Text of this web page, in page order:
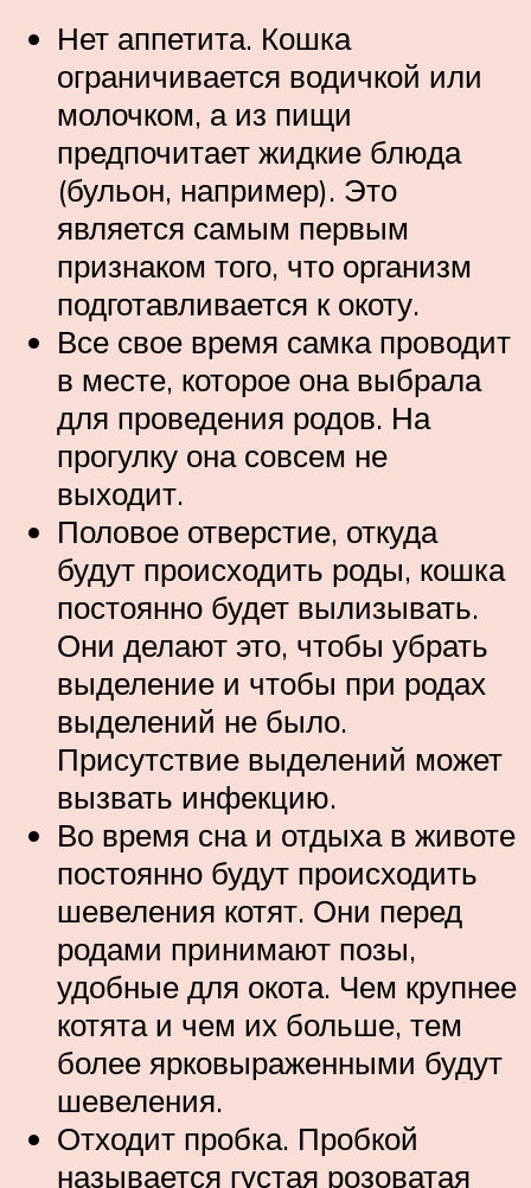
Нет аппетита. Кошка
ограничивается водичкой или
молочком, а из пищи
предпочитает жидкие блюда
(бульон, например). Это
является самым первым
признаком того, что организм
подготавливается к окоту.
Все свое время самка проводит
в месте, которое она выбрала
для проведения родов. На
прогулку она совсем не
выходит.
Половое отверстие, откуда
будут происходить роды, кошка
постоянно будет вылизывать.
Они делают это, чтобы убрать
выделение и чтобы при родах
выделений не было.
Присутствие выделений может
вызвать инфекцию.
Во время сна и отдыха в животе
постоянно будут происходить
шевеления котят. Они перед
родами принимают позы,
удобные для окота. Чем крупнее
котята и чем их больше, тем
более ярковыраженными будут
шевеления.
Отходит пробка. Пробкой
называется густая розоватая